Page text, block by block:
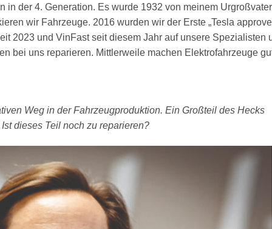
in der 4. Generation. Es wurde 1932 von meinem Urgroßvater
wir Fahrzeuge. 2016 wurden wir der Erste „Tesla
2023 und VinFast seit diesem Jahr auf unsere Spezialisten
bei uns reparieren. Mittlerweile machen Elektrofahrzeuge
Weg in der Fahrzeugproduktion. Ein Großteil des Hecks
dieses Teil noch zu reparieren?